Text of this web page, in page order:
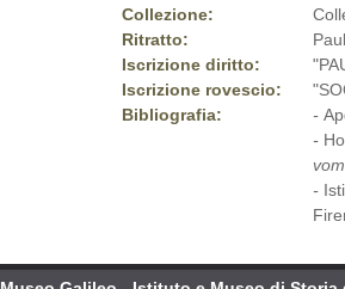
Collezione:
Ritratto:
Iscrizione diritto:
Iscrizione rovescio:
Bibliografia:
-
-
-